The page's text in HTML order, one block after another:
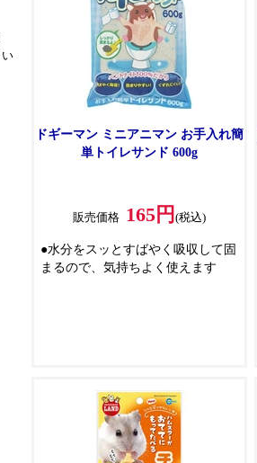
い
ドギーマン ミニアニマン お手入れ簡
単トイレサンド 600g
販売価格 165円 (税込)
●水分をスッとすばやく吸収して固
まるので、気持ちよく使えます